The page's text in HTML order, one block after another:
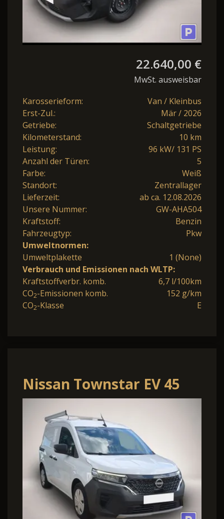
22.640,00 €
MwSt. ausweisbar
Karosserieform:
Van / Kleinbus
Erst-Zul.:
Mär / 2026
Getriebe:
Schaltgetriebe
Kilometerstand:
10 km
Leistung:
96 kW/ 131 PS
Anzahl der Türen:
5
Farbe:
Weiß
Standort:
Zentrallager
Lieferzeit:
ab ca. 12.08.2026
Unsere Nummer:
GW-AHA504
Kraftstoff:
Benzin
Fahrzeugtyp:
Pkw
Umweltnormen:
Umweltplakette
1 (None)
Verbrauch und Emissionen nach WLTP:
Kraftstoffverbr. komb.
6,7 l/100km
CO2-Emissionen komb.
152 g/km
CO2-Klasse E
Nissan Townstar EV 45
kWh L1 Acenta
CCS+PDC+Dachgepäckt